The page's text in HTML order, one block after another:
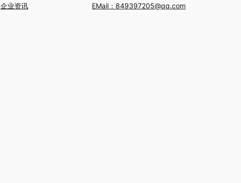
企业资讯
EMail：849397205@qq.com